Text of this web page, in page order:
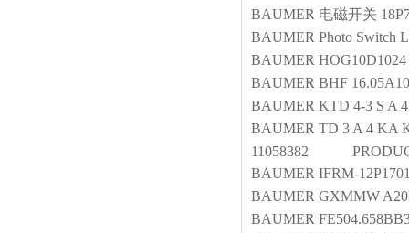
BAUMER 电磁开关
BAUMER Photo Switch
BAUMER
BAUMER BHF
BAUMER KTD 4-3 S A
BAUMER TD 3 A 4 KA
11058382 PRODUCT
BAUMER IFRM-
BAUMER GXMMW
BAUMER